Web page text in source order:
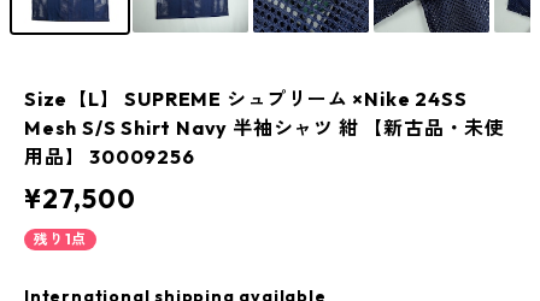
Size【L】 SUPREME シュプリーム ×Nike 24SS
Mesh S/S Shirt Navy 半袖シャツ 紺 【新古品・未使
用品】 30009256
¥27,500
残り1点
International shipping available